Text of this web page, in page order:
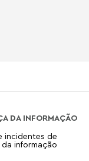
DA INFORMAÇÃO
incidentes de
informação